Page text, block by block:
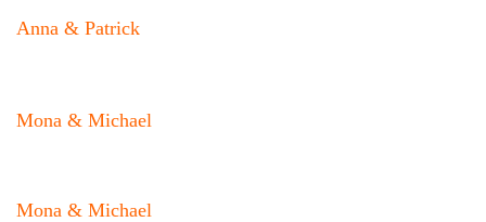
Anna & Patrick
Mona & Michael
Mona & Michael